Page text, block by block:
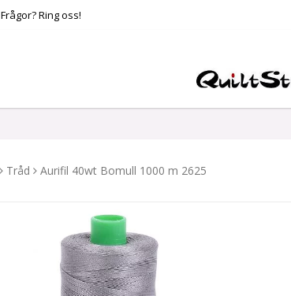
Frågor? Ring oss!
Tråd Aurifil 40wt Bomull 1000 m 2625